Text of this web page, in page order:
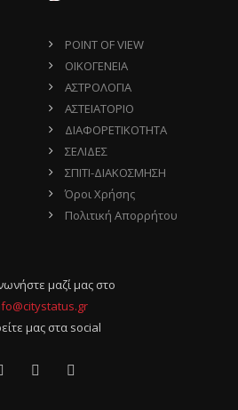
POINT OF VIEW
ΟΙΚΟΓΕΝΕΙΑ
ΑΣΤΡΟΛΟΓΙΑ
ΑΣΤΕΙΑΤΟΡΙΟ
ΔΙΑΦΟΡΕΤΙΚΟΤΗΤΑ
ΣΕΛΙΔΕΣ
ΣΠΙΤΙ-ΔΙΑΚΟΣΜΗΣΗ
Όροι Χρήσης
Πολιτική Απορρήτου
μαζί μας στο
μας στα social